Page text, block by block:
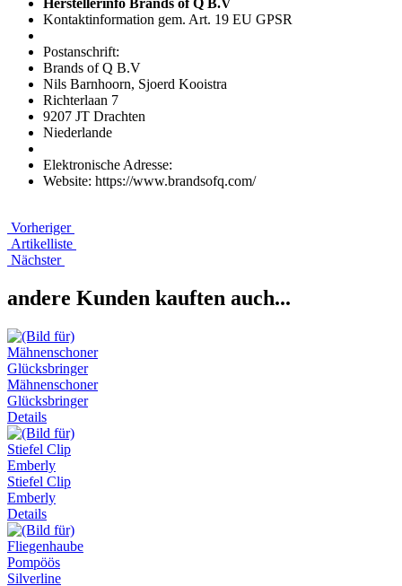
Herstellerinfo Brands of Q B.V
Kontaktinformation gem. Art. 19 EU GPSR
Postanschrift:
Brands of Q B.V
Nils Barnhoorn, Sjoerd Kooistra
Richterlaan 7
9207 JT Drachten
Niederlande
Elektronische Adresse:
Website: https://www.brandsofq.com/
Vorheriger
Artikelliste
Nächster
andere Kunden kauften auch...
Mähnenschoner
Glücksbringer
Details
Stiefel Clip
Emberly
Details